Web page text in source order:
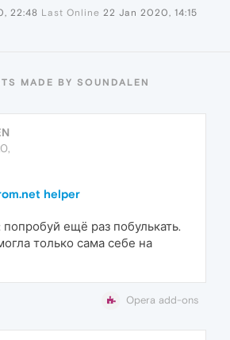
22:48 Last Online 22 Jan 2020, 14:15
MADE BY SOUNDALEN
helper
попробуй ещё раз побулькать.
только сама себе на
Opera add-ons